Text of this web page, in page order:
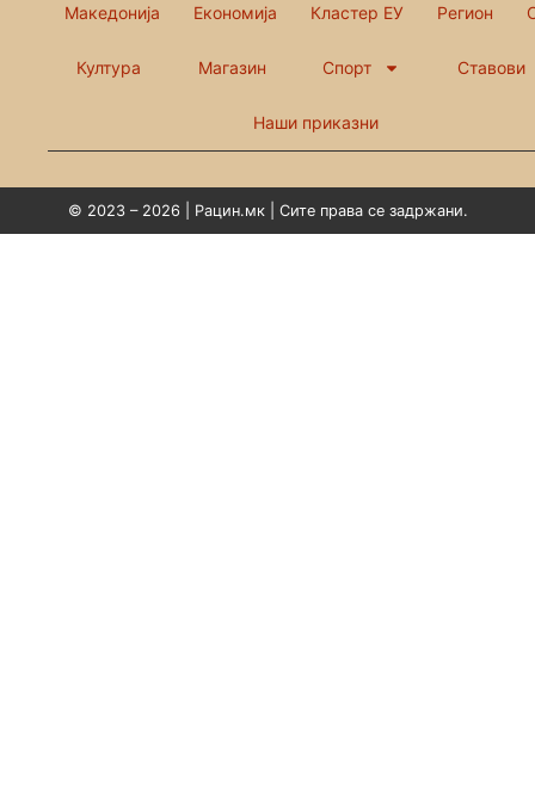
Македонија Економија Кластер ЕУ Регион
Култура Магазин Спорт Ставови
Наши приказни
© 2023 – 2026 | Рацин.мк | Сите права се задржани.